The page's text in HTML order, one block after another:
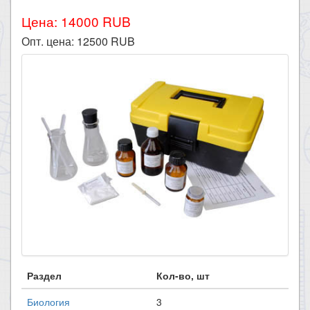
Цена: 14000 RUB
Опт. цена: 12500 RUB
Раздел
Кол-во, шт
Биология
3